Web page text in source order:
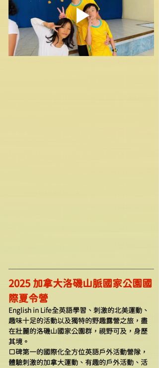
2025 加拿大洛磯山脈國家公園國
際夏令營
English in Life全英語學習、刺激的北美運動、
趣味十足的活動以及獨特的野趣露營之旅，盡
在壯麗的洛磯山國家公園群，視野可及，身歷
其境。
口碑第一的國際化全方位英語戶外活動營隊，
體驗刺激的加拿大運動、有趣的戶外活動、活